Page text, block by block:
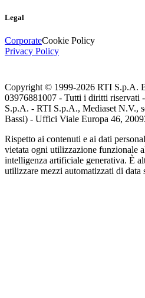
Legal
CorporateCookie Policy
Privacy Policy
Copyright © 1999-2026 RTI S.p.A.
03976881007 - Tutti i diritti riservati
S.p.A. - RTI S.p.A., Mediaset N.V.,
Bassi) - Uffici Viale Europa 46,
Rispetto ai contenuti e ai dati
vietata ogni utilizzazione funzionale
intelligenza artificiale generativa. È
utilizzare mezzi automatizzati di data